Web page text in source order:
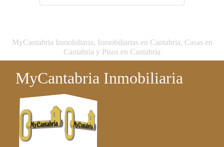
MyCantabria Inmobiliaria, Inmobiliarias en Cantabria, Casas en
Cantabria y Pisos en Cantabria
MyCantabria Inmobiliaria